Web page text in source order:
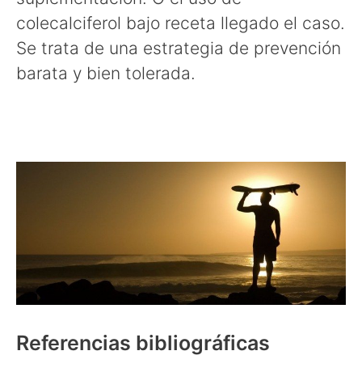
colecalciferol bajo receta llegado el caso.
Se trata de una estrategia de prevención
barata y bien tolerada.
Referencias bibliográficas